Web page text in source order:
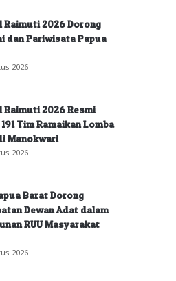
Raimuti 2026 Dorong
dan Pariwisata Papua
2026
Raimuti 2026 Resmi
Tim Ramaikan Lomba
Manokwari
2026
Barat Dorong
Dewan Adat dalam
RUU Masyarakat
2026